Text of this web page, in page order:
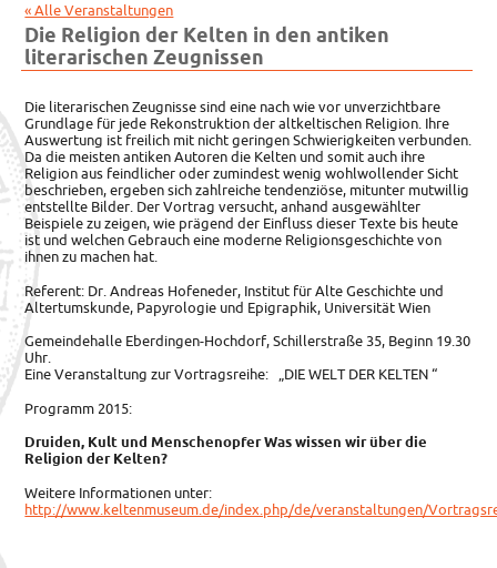
« Alle Veranstaltungen
Die Religion der Kelten in den antiken
literarischen Zeugnissen
Die literarischen Zeugnisse sind eine nach wie vor unverzichtbare
Grundlage für jede Rekonstruktion der altkeltischen Religion. Ihre
Auswertung ist freilich mit nicht geringen Schwierigkeiten verbunden.
Da die meisten antiken Autoren die Kelten und somit auch ihre
Religion aus feindlicher oder zumindest wenig wohlwollender Sicht
beschrieben, ergeben sich zahlreiche tendenziöse, mitunter mutwillig
entstellte Bilder. Der Vortrag versucht, anhand ausgewählter
Beispiele zu zeigen, wie prägend der Einfluss dieser Texte bis heute
ist und welchen Gebrauch eine moderne Religionsgeschichte von
ihnen zu machen hat.
Referent: Dr. Andreas Hofeneder, Institut für Alte Geschichte und
Altertumskunde, Papyrologie und Epigraphik, Universität Wien
Gemeindehalle Eberdingen-Hochdorf, Schillerstraße 35, Beginn 19.30
Uhr.
Eine Veranstaltung zur Vortragsreihe: „DIE WELT DER KELTEN “
Programm 2015:
Druiden, Kult und Menschenopfer Was wissen wir über die
Religion der Kelten?
Weitere Informationen unter:
http://www.keltenmuseum.de/index.php/de/veranstaltungen/